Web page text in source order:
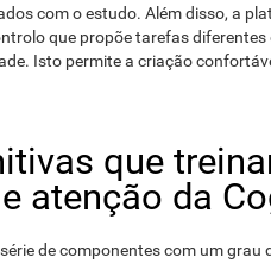
com o estudo. Além disso, a
que propõe tarefas diferentes
Isto permite a criação
que
atenção da
de componentes com um grau